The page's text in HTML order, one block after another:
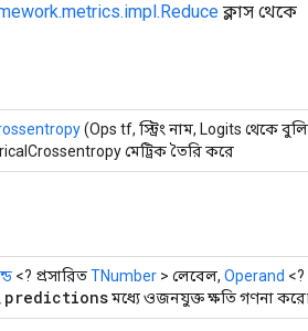
ক্লাস থেকে
(Ops tf, স্ট্রিং নাম, Logits থেকে
মেট্রিক তৈরি করে
<? প্রসারিতTNumber > লেবেল, Operand <?
predictionsমধ্যে ওজনযুক্ত ক্ষতি গণনা